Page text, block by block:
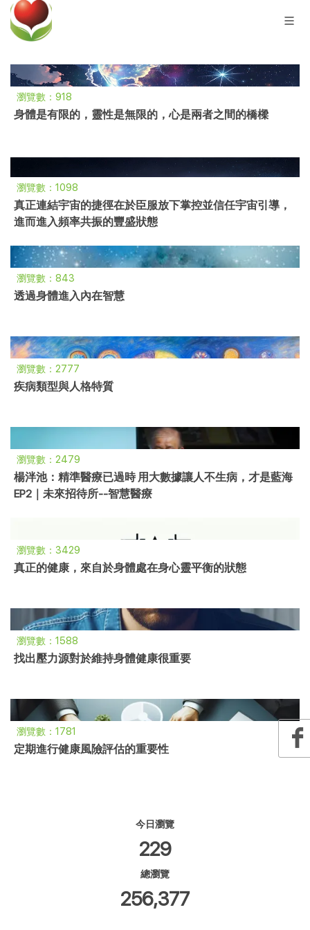
瀏覽數：918
身體是有限的，靈性是無限的，心是兩者之間的橋樑
瀏覽數：1098
真正連結宇宙的捷徑在於臣服放下掌控並信任宇宙引導，
進而進入頻率共振的豐盛狀態
瀏覽數：843
透過身體進入內在智慧
瀏覽數：2777
疾病類型與人格特質
瀏覽數：2479
楊泮池：精準醫療已過時 用大數據讓人不生病，才是藍海
EP2｜未來招待所--智慧醫療
瀏覽數：3429
真正的健康，來自於身體處在身心靈平衡的狀態
瀏覽數：1588
找出壓力源對於維持身體健康很重要
瀏覽數：1781
定期進行健康風險評估的重要性
今日瀏覽
229
總瀏覽
256,377